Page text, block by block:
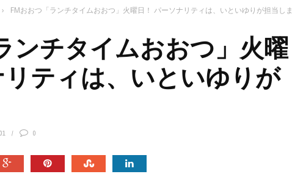
›
FMおおつ「ランチタイムおおつ」火曜日！ パーソナリティは、いといゆりが担当しま
ンチタイムおおつ」火曜
ティは、いといゆりが
0